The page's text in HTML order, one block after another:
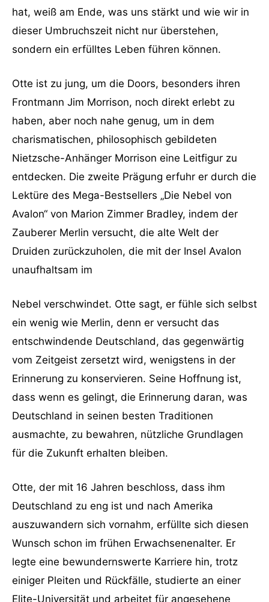
hat, weiß am Ende, was uns stärkt und wie wir in
dieser Umbruchszeit nicht nur überstehen,
sondern ein erfülltes Leben führen können.
Otte ist zu jung, um die Doors, besonders ihren
Frontmann Jim Morrison, noch direkt erlebt zu
haben, aber noch nahe genug, um in dem
charismatischen, philosophisch gebildeten
Nietzsche-Anhänger Morrison eine Leitfigur zu
entdecken. Die zweite Prägung erfuhr er durch die
Lektüre des Mega-Bestsellers „Die Nebel von
Avalon“ von Marion Zimmer Bradley, indem der
Zauberer Merlin versucht, die alte Welt der
Druiden zurückzuholen, die mit der Insel Avalon
unaufhaltsam im
Nebel verschwindet. Otte sagt, er fühle sich selbst
ein wenig wie Merlin, denn er versucht das
entschwindende Deutschland, das gegenwärtig
vom Zeitgeist zersetzt wird, wenigstens in der
Erinnerung zu konservieren. Seine Hoffnung ist,
dass wenn es gelingt, die Erinnerung daran, was
Deutschland in seinen besten Traditionen
ausmachte, zu bewahren, nützliche Grundlagen
für die Zukunft erhalten bleiben.
Otte, der mit 16 Jahren beschloss, dass ihm
Deutschland zu eng ist und nach Amerika
auszuwandern sich vornahm, erfüllte sich diesen
Wunsch schon im frühen Erwachsenenalter. Er
legte eine bewundernswerte Karriere hin, trotz
einiger Pleiten und Rückfälle, studierte an einer
Elite-Universität und arbeitet für angesehene